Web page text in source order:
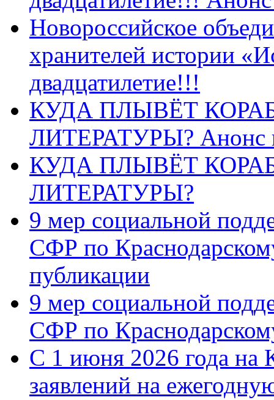
Новороссийское
хранителей истории
двадцатилетие!!!
КУДА ПЛЫВЁТ
ЛИТЕРАТУРЫ? Анонс
КУДА ПЛЫВЁТ
ЛИТЕРАТУРЫ?
9 мер социальной
СФР по
публикации
9 мер социальной
СФР по
С 1 июня 2026 года на
заявлений на